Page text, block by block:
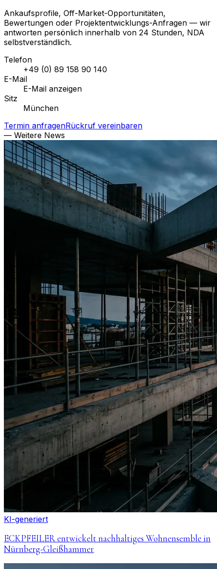
Ankaufsprofile, Off-Market-Opportunitäten,
Bewertungen oder Projektentwicklungs-Anfragen — wir
antworten persönlich innerhalb von 24 Stunden, NDA
selbstverständlich.
Telefon
+49 (0) 89 158 90 140
E-Mail
E-Mail anzeigen
Sitz
München
Termin anfragenRückruf vereinbaren
— Weitere News
KI-generiert
ECKPFEILER entwickelt nachhaltiges Wohnensemble in
Nürnberg-Gleißhammer